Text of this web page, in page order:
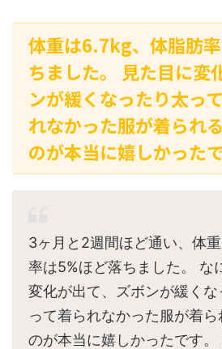
体重は6.7kg、体脂肪
ちました。 見た目に変
ンが緩くなったり太っ
れなかった服が着られ
のが本当に嬉しかった
3ヶ月と2週間ほど通い、体
率は5%ほど落ちました。 な
変化が出て、ズボンが緩くな
って着られなかった服が着
のが本当に嬉しかったです